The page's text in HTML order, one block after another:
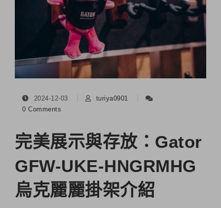
2024-12-03
turiya0901
0 Comments
完美展示與存放：Gator
GFW-UKE-HNGRMHG
烏克麗麗掛架介紹